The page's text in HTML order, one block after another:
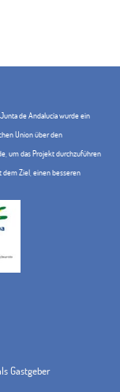
de Andalucía wurde ein
Union über den
um das Projekt durchzuführen
dem Ziel, einen besseren
Gastgeber